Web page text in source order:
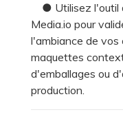
● Utilisez l'outil
Media.io pour
l'ambiance de vos
maquettes
d'emballages ou
production.